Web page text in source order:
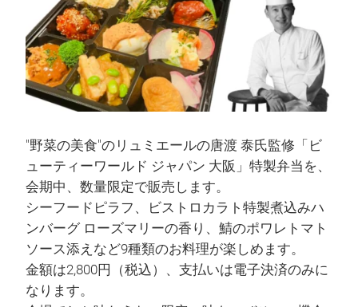
"野菜の美食"のリュミエールの唐渡 泰氏監修「ビ
ューティーワールド ジャパン 大阪」特製弁当を、
会期中、数量限定で販売します。
シーフードピラフ、ビストロカラト特製煮込みハ
ンバーグ ローズマリーの香り、鯖のポワレトマト
ソース添えなど9種類のお料理が楽しめます。
金額は2,800円（税込）、支払いは電子決済のみに
なります。